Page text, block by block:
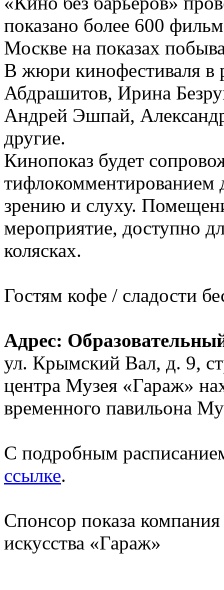
показано более 600
Москве на показах
В жюри кинофестиваля в
Абдрашитов, Ирина
Андрей Эшпай,
другие.
Кинопоказ будет
тифлокомментированием
зрению и слуху.
мероприятие, доступно
колясках.
Гостям кофе / cладости
Адрес:
ул. Крымский Вал, д. 9,
центра Музея «Гараж»
временного павильона
С подробным
ссылке.
Спонсор показа
искусства «Гараж»